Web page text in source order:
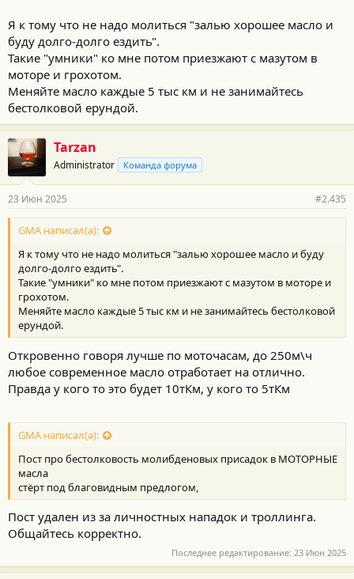
Я к тому что не надо молиться "залью хорошее масло и
буду долго-долго ездить".
Такие "умники" ко мне потом приезжают с мазутом в
моторе и грохотом.
Меняйте масло каждые 5 тыс км и не занимайтесь
бестолковой ерундой.
Tarzan
Administrator Команда форума
23 Июн 2025 #2.435
GMA написал(а):
Я к тому что не надо молиться "залью хорошее масло и буду
долго-долго ездить".
Такие "умники" ко мне потом приезжают с мазутом в моторе и
грохотом.
Меняйте масло каждые 5 тыс км и не занимайтесь бестолковой
ерундой.
Откровенно говоря лучше по моточасам, до 250м\ч
любое современное масло отработает на отлично.
Правда у кого то это будет 10тКм, у кого то 5тКм
GMA написал(а):
Пост про бестолковость молибденовых присадок в МОТОРНЫЕ
масла
стёрт под благовидным предлогом,
Пост удален из за личностных нападок и троллинга.
Общайтесь корректно.
Последнее редактирование: 23 Июн 2025